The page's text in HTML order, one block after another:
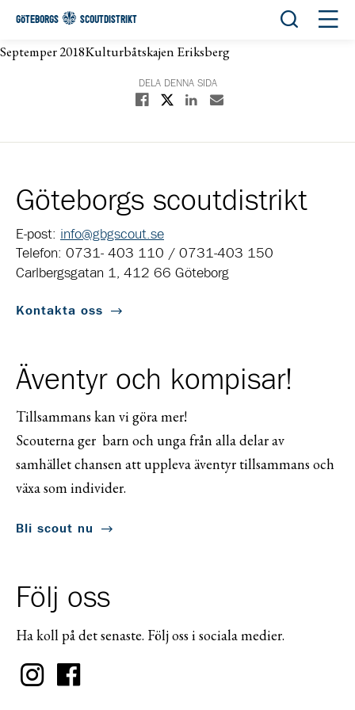
GÖTEBORGS SCOUTDISTRIKT Öppna
Septemper 2018Kulturbåtskajen Eriksberg
DELA DENNA SIDA
Dela på Facebook
Dela på XDela på Linkedin
Dela med E-post
Göteborgs scoutdistrikt
E-post: info@gbgscout.se
Telefon: 0731- 403 110 / 0731-403 150
Carlbergsgatan 1, 412 66 Göteborg
Kontakta oss
Äventyr och kompisar!
Tillsammans kan vi göra mer!
Scouterna ger barn och unga från alla delar av
samhället chansen att uppleva äventyr tillsammans och
växa som individer.
Bli scout nu
Följ oss
Ha koll på det senaste. Följ oss i sociala medier.